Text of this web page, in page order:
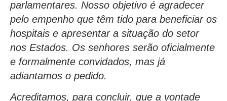
parlamentares. Nosso objetivo é agradecer
pelo empenho que têm tido para beneficiar os
hospitais e apresentar a situação do setor
nos Estados. Os senhores serão oficialmente
e formalmente convidados, mas já
adiantamos o pedido.
Acreditamos, para concluir, que a vontade